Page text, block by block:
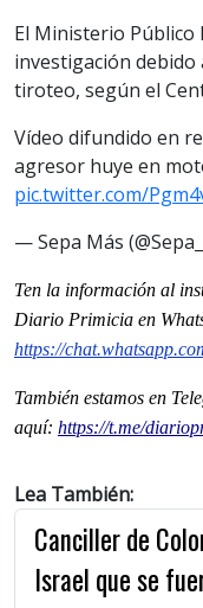
El Ministerio Público
investigación
tiroteo, según el
Vídeo difundido en
agresor huye en
pic.twitter.com/
— Sepa Más
Ten la información al
Diario Primicia en
https://
También estamos en
aquí: https://t.me/
Lea También:
Canciller de
Israel que se